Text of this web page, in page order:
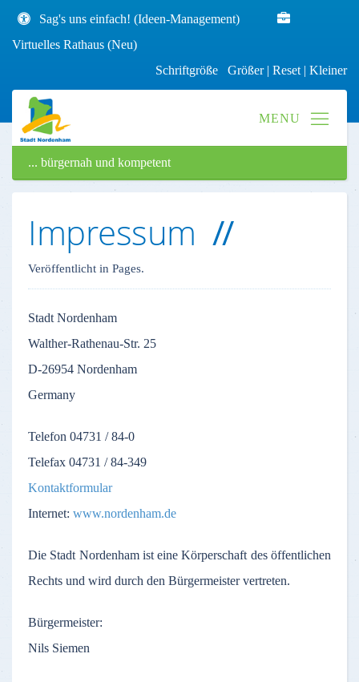
Sag's uns einfach! (Ideen-Management)
Virtuelles Rathaus (Neu)
Schriftgröße Größer| Reset | Kleiner
... bürgernah und kompetent
Impressum
Veröffentlicht in Pages.
Stadt Nordenham
Walther-Rathenau-Str. 25
D-26954 Nordenham
Germany
Telefon 04731 / 84-0
Telefax 04731 / 84-349
Kontaktformular
Internet: www.nordenham.de
Die Stadt Nordenham ist eine Körperschaft desöffentlichen
Rechts und wird durch den Bürgermeister vertreten.
Bürgermeister:
Nils Siemen